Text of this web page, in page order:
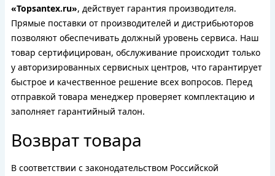
«Topsantex.ru», действует гарантия производителя.
Прямые поставки от производителей и дистрибьюторов
позволяют обеспечивать должный уровень сервиса. Наш
товар сертифицирован, обслуживание происходит только
у авторизированных сервисных центров, что гарантирует
быстрое и качественное решение всех вопросов. Перед
отправкой товара менеджер проверяет комплектацию и
заполняет гарантийный талон.
Возврат товара
В соответствии с законодательством Российской